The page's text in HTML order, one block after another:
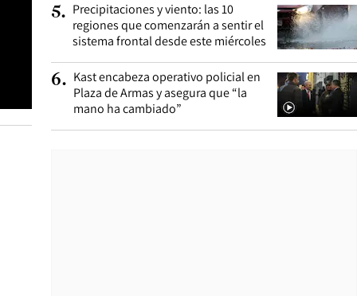
5. Precipitaciones y viento: las 10
regiones que comenzarán a sentir el
sistema frontal desde este miércoles
6. Kast encabeza operativo policial en
Plaza de Armas y asegura que “la
mano ha cambiado”